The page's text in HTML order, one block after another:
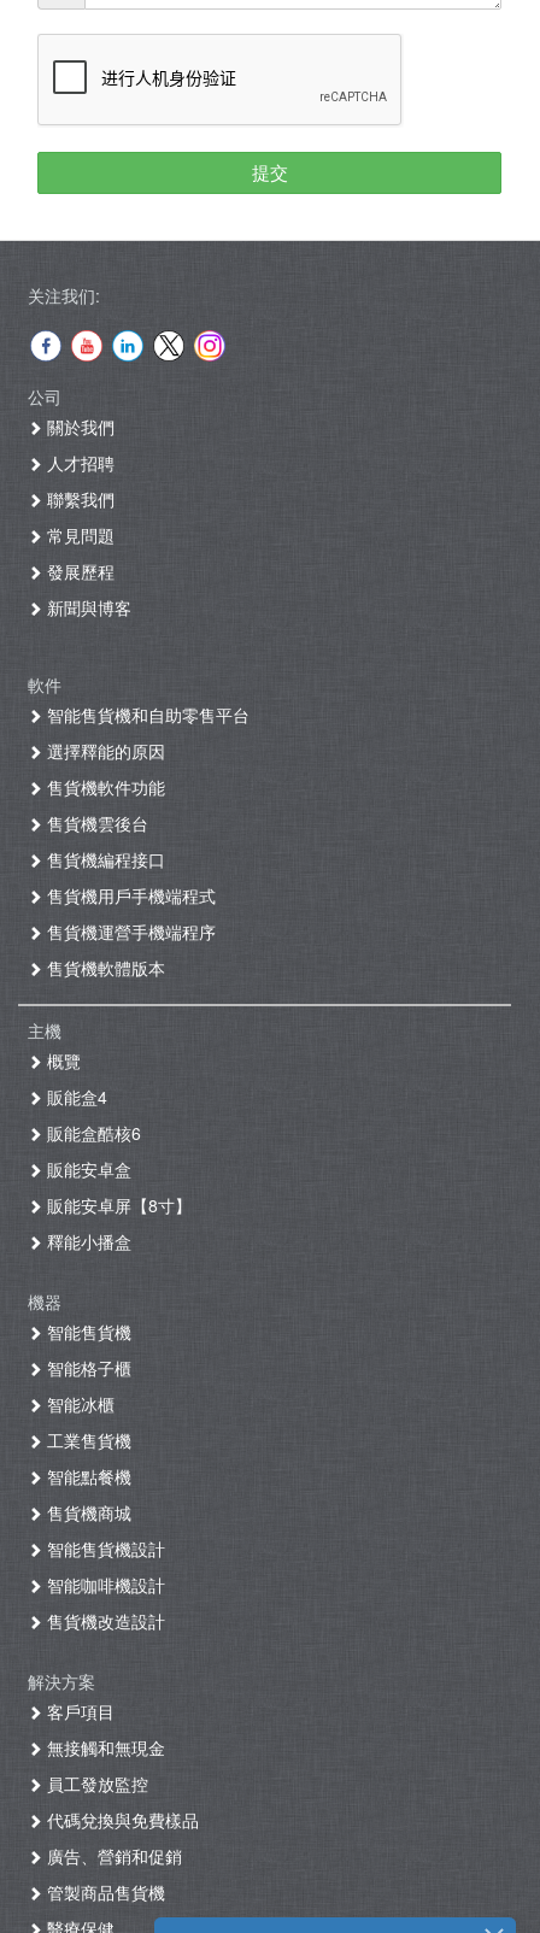
提交
关注我们:
公司
關於我們
人才招聘
聯繫我們
常見問題
發展歷程
新聞與博客
軟件
智能售貨機和自助零售平台
選擇釋能的原因
售貨機軟件功能
售貨機雲後台
售貨機編程接口
售貨機用戶手機端程式
售貨機運營手機端程序
售貨機軟體版本
主機
概覽
販能盒4
販能盒酷核6
販能安卓盒
販能安卓屏【8寸】
釋能小播盒
機器
智能售貨機
智能格子櫃
智能冰櫃
工業售貨機
智能點餐機
售貨機商城
智能售貨機設計
智能咖啡機設計
售貨機改造設計
解決方案
客戶項目
無接觸和無現金
員工發放監控
代碼兌換與免費樣品
廣告、營銷和促銷
管製商品售貨機
醫療保健